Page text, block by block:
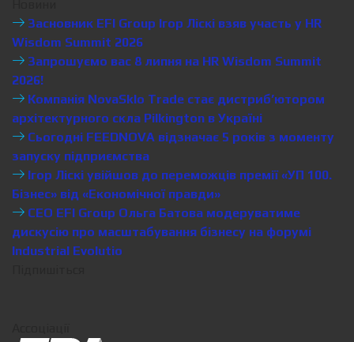
Засновник EFI Group Ігор Ліскі взяв участь у HR
Wisdom Summit 2026
Запрошуємо вас 8 липня на HR Wisdom Summit
2026!
Компанія NovaSklo Trade стає дистриб’ютором
архітектурного скла Pilkington в Україні
Сьогодні FEEDNOVA відзначає 5 років з моменту
запуску підприємства
Ігор Ліскі увійшов до переможців премії «УП 100.
Бізнес» від «Економічної правди»
CEO EFI Group Ольга Батова модеруватиме
дискусію про масштабування бізнесу на форумі
Industrial Evolutio